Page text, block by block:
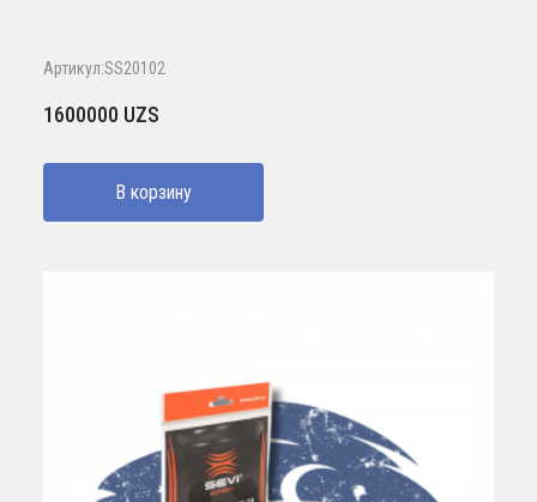
Артикул:SS20102
1600000 UZS
В корзину